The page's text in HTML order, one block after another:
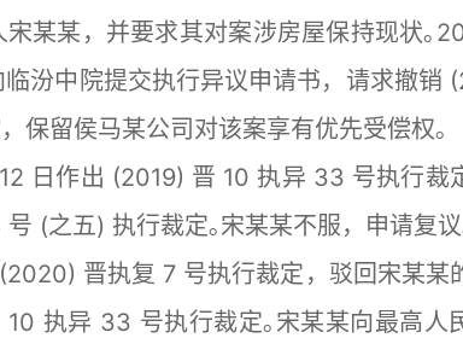
某某，并要求其对案涉房屋保持现状｡
汾中院提交执行异议申请书，请求撤销
保留侯马某公司对该案享有优先受偿权｡
日作出 (2019) 晋 10 执异 33 号执行裁
(之五) 执行裁定｡宋某某不服，申请复
晋执复 7 号执行裁定，驳回宋某某
执异 33 号执行裁定｡宋某某向最高人